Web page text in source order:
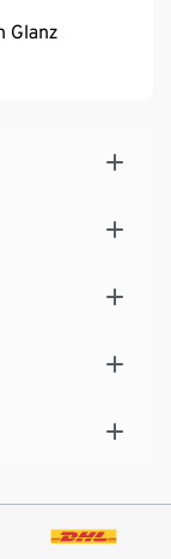
Glanz